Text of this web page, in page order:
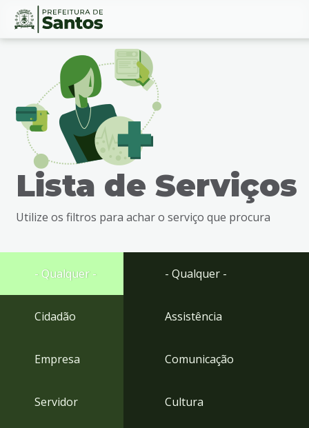
Ir
busca
Ir
rodapé
Conteúdo
Lista de Serviços
Utilize os filtros para achar o serviço que procura
- Qualquer -
Cidadão
Empresa
Servidor
- Qualquer -
Assistência
Comunicação
Cultura